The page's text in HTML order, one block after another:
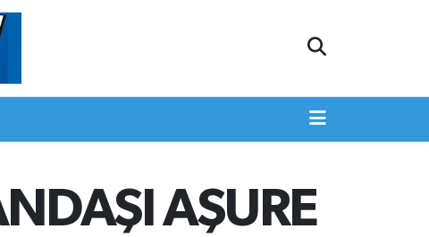
AŞURE